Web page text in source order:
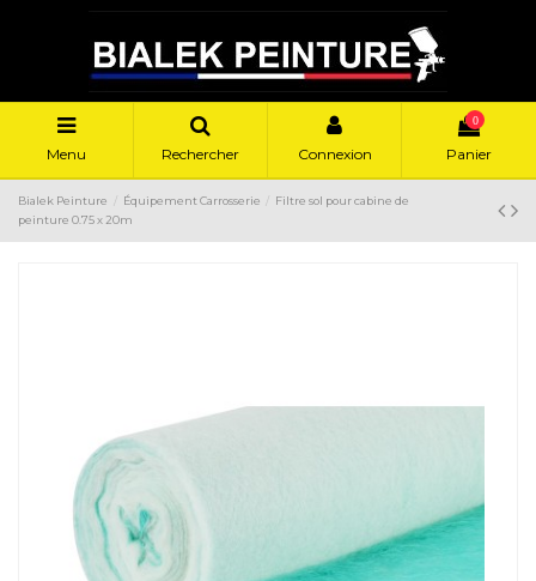
Menu Rechercher Connexion
0
Panier
Bialek Peinture Équipement Carrosserie
Filtre sol pour cabine de
peinture 0.75 x 20m